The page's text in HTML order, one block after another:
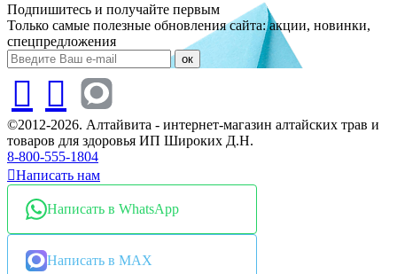
Подпишитесь и получайте первым
Только самые полезные обновления сайта: акции, новинки,
спецпредложения
ок
©2012-2026. Алтайвита - интернет-магазин алтайских трав и
товаров для здоровья ИП Широких Д.Н.
8-800-555-1804
Написать нам
Написать в WhatsApp
Написать в MAX